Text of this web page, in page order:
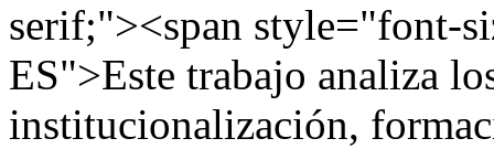
serif;"><span style="font-
ES">Este trabajo analiza
institucionalización,